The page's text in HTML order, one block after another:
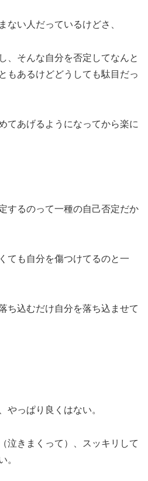
ない人だっているけどさ、
、そんな自分を否定してなんと
もあるけどどうしても駄目だっ
てあげるようになってから楽に
するのって一種の自己否定だか
ても自分を傷つけてるのと一
ち込むだけ自分を落ち込ませて
やっぱり良くはない。
泣きまくって）、スッキリして
。